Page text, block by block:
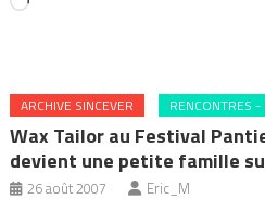
ARCHIVE SINCEVER RENCONTRES -
Wax Tailor au Festival
devient une petite famille
26 août 2007 Eric_M